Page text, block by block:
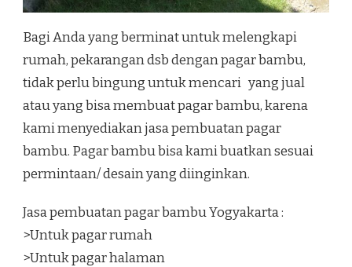
Bagi Anda yang berminat untuk melengkapi
rumah, pekarangan dsb dengan pagar bambu,
tidak perlu bingung untuk mencari yang jual
atau yang bisa membuat pagar bambu, karena
kami menyediakan jasa pembuatan pagar
bambu. Pagar bambu bisa kami buatkan sesuai
permintaan/ desain yang diinginkan.
Jasa pembuatan pagar bambu Yogyakarta :
>Untuk pagar rumah
>Untuk pagar halaman